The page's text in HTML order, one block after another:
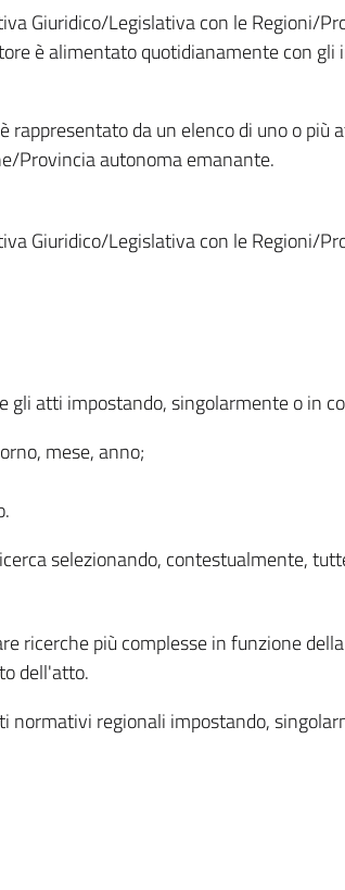
Giuridico/Legislativa con le
è alimentato quotidianamente con
rappresentato da un elenco di uno o
Provincia autonoma emanante.
Giuridico/Legislativa con le Regioni/
gli atti impostando, singolarmente o in
mese, anno;
selezionando, contestualmente,
ricerche più complesse in funzione
dell'atto.
normativi regionali impostando,